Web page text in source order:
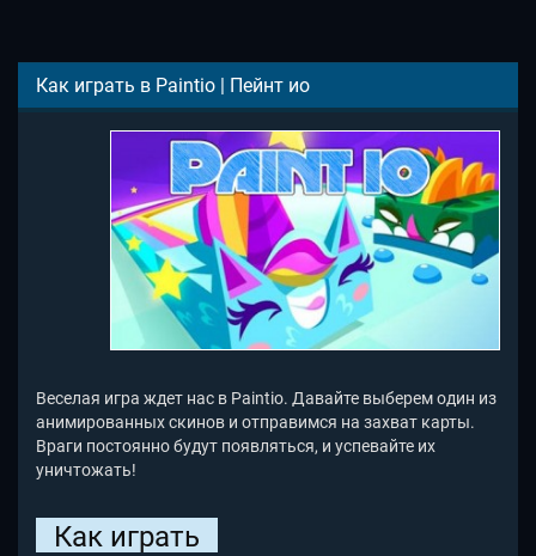
Как играть в Paintio | Пейнт ио
Веселая игра ждет нас в Paintio. Давайте выберем один из
анимированных скинов и отправимся на захват карты.
Враги постоянно будут появляться, и успевайте их
уничтожать!
Как играть